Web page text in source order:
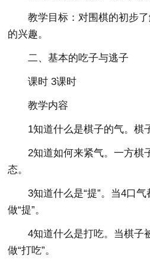
教学目标：对围棋的初步
的兴趣。
二、基本的吃子与逃子
课时 3课时
教学内容
1知道什么是棋子的气。棋
2知道如何来紧气。一方棋
态。
3知道什么是“提”。当4口
做“提”。
4知道什么是打吃。当棋子
做“打吃”。